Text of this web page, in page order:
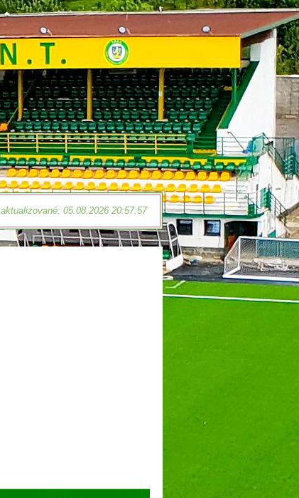
aktualizované: 05.08.2026 20:57:57